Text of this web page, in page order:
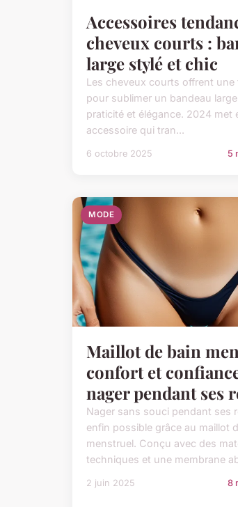
Accessoires
cheveux courts :
large stylé et chic
Les cheveux courts offrent une
pour sublimer un bandeau
praticité et élégance. 2024 met
accessoire qui tran...
6 octobre 2025 5
MODE
Maillot de bain
confort et
nager pendant ses
Nager sans souci pendant ses
enfin possible grâce au maillot
menstruel. Conçu avec des
techniques et une membrane
2 juin 2025 8